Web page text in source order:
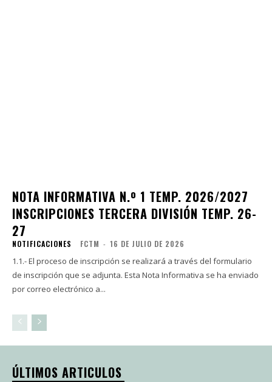
NOTA INFORMATIVA N.º 1 TEMP. 2026/2027
INSCRIPCIONES TERCERA DIVISIÓN TEMP. 26-
27
NOTIFICACIONES FCTM - 16 DE JULIO DE 2026
1.1.- El proceso de inscripción se realizará a través del formulario
de inscripción que se adjunta. Esta Nota Informativa se ha enviado
por correo electrónico a...
ÚLTIMOS ARTICULOS